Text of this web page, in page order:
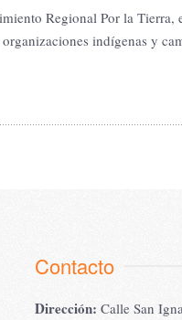
Regional Por la Tierra,
indígenas y
Contacto
Dirección: Calle San